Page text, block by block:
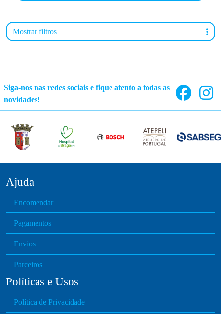
Mostrar filtros
Siga-nos nas redes sociais e fique atento a todas as
novidades!
Ajuda
Encomendar
Pagamentos
Envios
Parceiros
Políticas e Usos
Política de Privacidade